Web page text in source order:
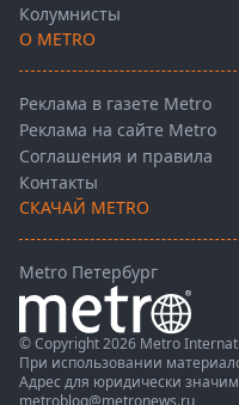
Колумнисты
О METRO
Реклама в газете Metro
Реклама на сайте Metro
Соглашения и правила
Контакты
СКАЧАЙ METRO
Metro Петербург
© Copyright 2026 Metro
При использовании
Адрес для юридически